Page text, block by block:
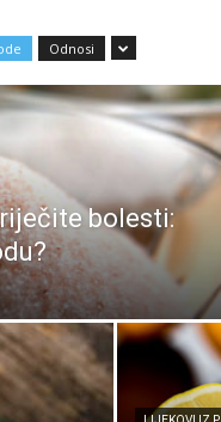
Odnosi
bolesti: